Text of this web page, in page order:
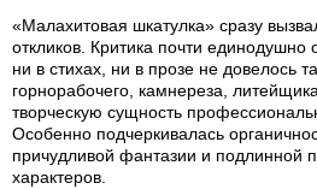
«Малахитовая шкатулка» сразу
откликов. Критика почти единодушно
ни в стихах, ни в прозе не довелось
горнорабочего, камнереза,
творческую сущность
Особенно подчеркивалась
причудливой фантазии и подлинной
характеров.